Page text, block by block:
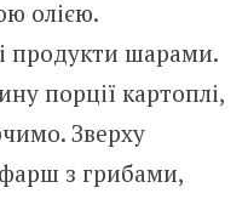
олією.
продукти шарами.
порції картоплі,
Зверху
з грибами,